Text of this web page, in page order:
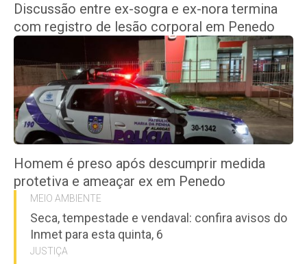
Discussão entre ex-sogra e ex-nora termina
com registro de lesão corporal em Penedo
Homem é preso após descumprir medida
protetiva e ameaçar ex em Penedo
MEIO AMBIENTE
Seca, tempestade e vendaval: confira avisos do
Inmet para esta quinta, 6
JUSTIÇA